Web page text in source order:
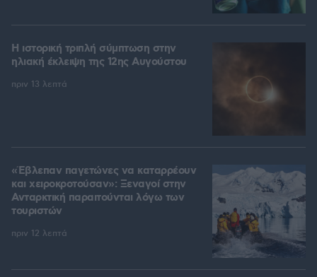
Η ιστορική τριπλή σύμπτωση στην
ηλιακή έκλειψη της 12ης Αυγούστου
πριν 13 λεπτά
«Έβλεπαν παγετώνες να καταρρέουν
και χειροκροτούσαν»: Ξεναγοί στην
Ανταρκτική παραιτούνται λόγω των
τουριστών
πριν 12 λεπτά